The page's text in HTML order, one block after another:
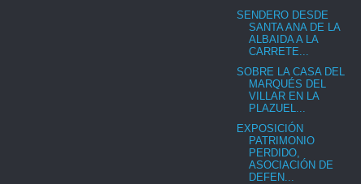
SENDERO DESDE
SANTA ANA DE LA
ALBAIDA A LA
CARRETE...
SOBRE LA CASA DEL
MARQUÉS DEL
VILLAR EN LA
PLAZUEL...
EXPOSICIÓN
PATRIMONIO
PERDIDO,
ASOCIACIÓN DE
DEFEN...